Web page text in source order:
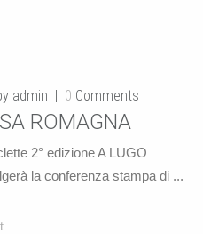
admin 0 Comments
ROMAGNA
2° edizione A LUGO
la conferenza stampa di ...